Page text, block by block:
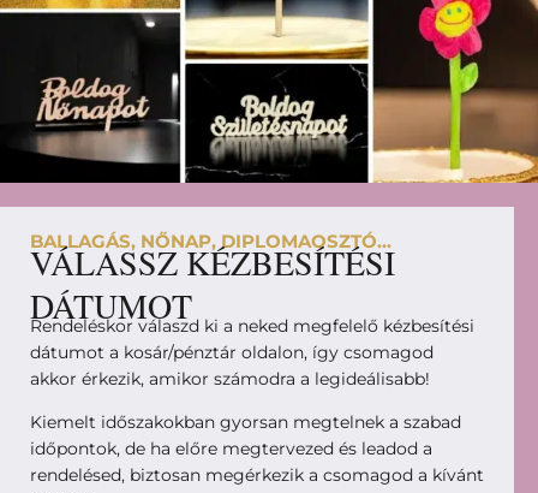
BALLAGÁS, NŐNAP, DIPLOMAOSZTÓ...
VÁLASSZ KÉZBESÍTÉSI
DÁTUMOT
Rendeléskor válaszd ki a neked megfelelő kézbesítési
dátumot a kosár/pénztár oldalon, így csomagod
akkor érkezik, amikor számodra a legideálisabb!
Kiemelt időszakokban gyorsan megtelnek a szabad
időpontok, de ha előre megtervezed és leadod a
rendelésed, biztosan megérkezik a csomagod a kívánt